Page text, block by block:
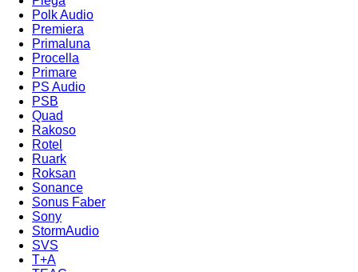
Polk Audio
Premiera
Primaluna
Procella
Primare
PS Audio
PSB
Quad
Rakoso
Rotel
Ruark
Roksan
Sonance
Sonus Faber
Sony
StormAudio
SVS
T+A